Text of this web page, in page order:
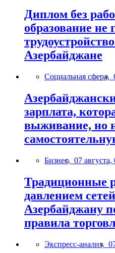
Диплом без
образование не
Азербайджане
Социальная сфера,
зарплата,
выживание, но
Бизнес, 07 августа,
Традиционные
давлением
Азербайджану
правила
Экспресс-анализ,